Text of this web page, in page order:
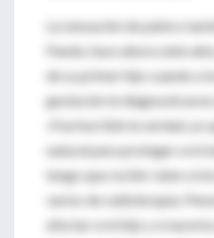
La sensación de pánico
Pando, hace ahora siete
de su primer hijo cuando a
gestación le diagnosticaron
«Fue horrible la verdad, yo
natural para proteger a mi
tengo que recibir siete
varios de radioterapia.
afectar a mi hijo y si